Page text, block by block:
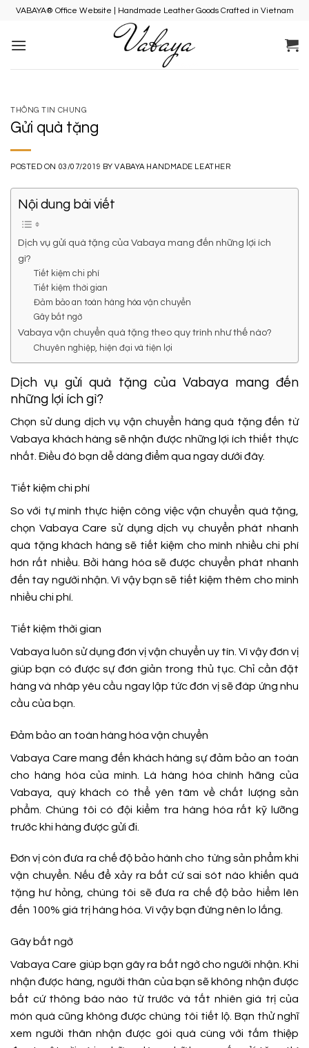
Skip
content
VABAYA® Office Website | Handmade Leather Goods Crafted in Vietnam
THÔNG TIN CHUNG
Gửi quà tặng
POSTED ON 03/07/2019 BYVABAYA HANDMADE LEATHER
Nội dung bài viết
Dịch vụ gửi quà tặng của Vabaya mang đến những lợi ích
gì?
Tiết kiệm chi phí
Tiết kiệm thời gian
Đảm bảo an toàn hàng hóa vận chuyển
Gây bất ngờ
Vabaya vận chuyển quà tặng theo quy trình như thế nào?
Chuyên nghiệp, hiện đại và tiện lợi
Dịch vụ gửi quà tặng của Vabaya mang đến
những lợi ích gì?
Chọn sử dung dịch vụ vận chuyển hàng quà tặng đến từ
Vabaya khách hàng sẽ nhận được những lợi ích thiết thực
nhất. Điều đó bạn dễ dàng điểm qua ngay dưới đây.
Tiết kiệm chi phí
So với tự mình thực hiện công việc vận chuyển quà tặng,
chọn Vabaya Care sử dụng dịch vụ chuyển phát nhanh
quà tặng khách hàng sẽ tiết kiệm cho mình nhiều chi phí
hơn rất nhiều. Bởi hàng hóa sẽ được chuyển phát nhanh
đến tay người nhận. Vì vậy bạn sẽ tiết kiệm thêm cho mình
nhiều chi phí.
Tiết kiệm thời gian
Vabaya luôn sử dụng đơn vị vận chuyển uy tín. Vì vậy đơn vị
giúp bạn có được sự đơn giản trong thủ tục. Chỉ cần đặt
hàng và nhâp yêu cầu ngay lập tức đơn vị sẽ đáp ứng nhu
cầu của bạn.
Đảm bảo an toàn hàng hóa vận chuyển
Vabaya Care mang đến khách hàng sự đảm bảo an toàn
cho hàng hóa của mình. Là hàng hóa chính hãng của
Vabaya, quý khách có thể yên tâm về chất lượng sản
phẩm. Chúng tôi có đội kiểm tra hàng hóa rất kỹ lưỡng
trước khi hàng được gửi đi.
Đơn vị còn đưa ra chế độ bảo hành cho từng sản phẩm khi
vận chuyển. Nếu để xảy ra bất cứ sai sót nào khiến quà
tặng hư hỏng, chúng tôi sẽ đưa ra chế độ bảo hiểm lên
đến 100% giá trị hàng hóa. Vì vậy bạn đừng nên lo lắng.
Gây bất ngờ
Vabaya Care giúp bạn gây ra bất ngờ cho người nhận. Khi
nhận được hàng, người thân của bạn sẽ không nhận được
bất cứ thông báo nào từ trước và tất nhiên giá trị của
món quà cũng không được chúng tôi tiết lộ. Bạn thử nghĩ
xem người thân nhận được gói quà cùng với tấm thiệp